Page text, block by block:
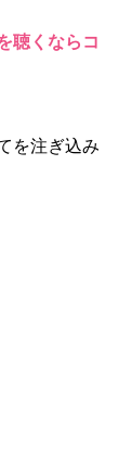
聴くならコ
を注ぎ込み